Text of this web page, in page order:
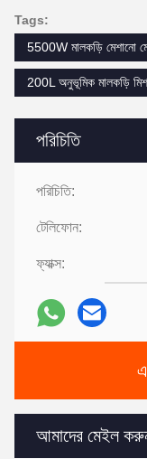
পরিচিতি
পরিচিতি:
টেলিফোন:
ফ্যাক্স:
আমাদের মেইল
Tags:
5500W মালকড়ি মেশানো
200L অনুভূমিক মালকড়ি